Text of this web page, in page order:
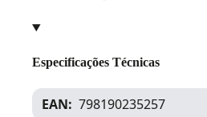
Especificações Técnicas
EAN
798190235257